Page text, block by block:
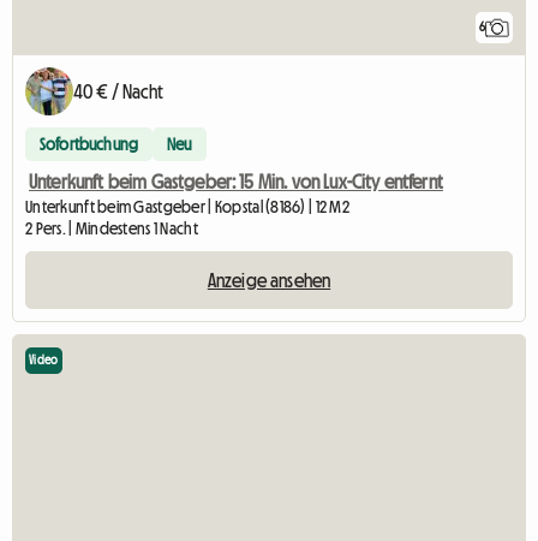
6
40 € / Nacht
Sofortbuchung Neu
Unterkunft beim Gastgeber: 15 Min. von Lux-City entfernt
Unterkunft beim Gastgeber | Kopstal (8186) | 12 M2
2 Pers. | Mindestens 1 Nacht
Anzeige ansehen
Video